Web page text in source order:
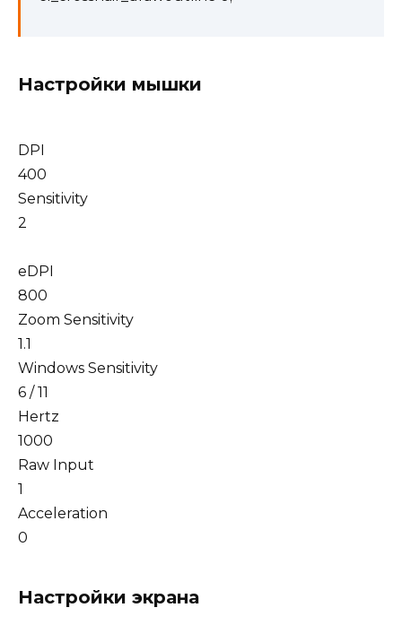
Настройки мышки
DPI
400
Sensitivity
2
eDPI
800
Zoom Sensitivity
1.1
Windows Sensitivity
6 / 11
Hertz
1000
Raw Input
1
Acceleration
0
Настройки экрана